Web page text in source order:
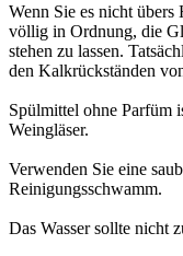
Wenn Sie es nicht übers
völlig in Ordnung, die
stehen zu lassen.
den Kalkrückständen
Spülmittel ohne Parfüm
Weingläser.
Verwenden Sie eine
Reinigungsschwamm.
Das Wasser sollte nicht